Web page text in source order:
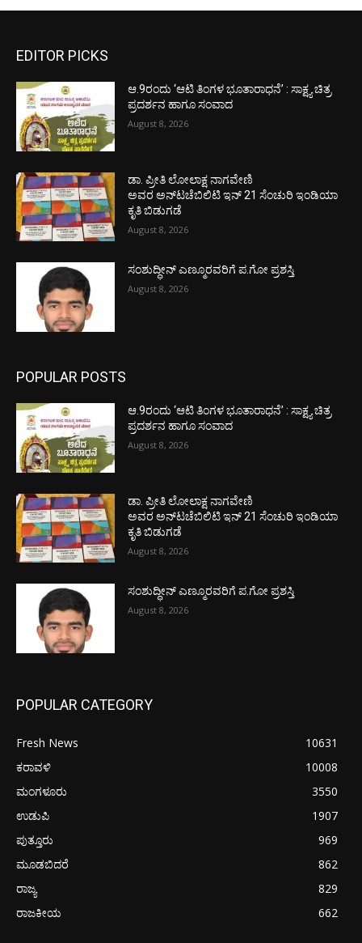
EDITOR PICKS
ಆ.9ರಂದು ‘ಆಟಿ ತಿಂಗಳ ಭೂತಾರಾಧನೆ’ : ಸಾಕ್ಷ್ಯ ಚಿತ್ರ
ಪ್ರದರ್ಶನ ಹಾಗೂ ಸಂವಾದ
August 8, 2026
ಡಾ. ಪ್ರೀತಿ ಲೋಲಾಕ್ಷ ನಾಗವೇಣಿ
ಅವರ ಅನ್‌ಟಚೆಬಿಲಿಟಿ ಇನ್ 21 ಸೆಂಚುರಿ ಇಂಡಿಯಾ
ಕೃತಿ ಬಿಡುಗಡೆ
August 8, 2026
ಸಂಶುದ್ಧೀನ್ ಎಣ್ಮೂರವರಿಗೆ ಪ.ಗೋ ಪ್ರಶಸ್ತಿ
August 8, 2026
POPULAR POSTS
ಆ.9ರಂದು ‘ಆಟಿ ತಿಂಗಳ ಭೂತಾರಾಧನೆ’ : ಸಾಕ್ಷ್ಯ ಚಿತ್ರ
ಪ್ರದರ್ಶನ ಹಾಗೂ ಸಂವಾದ
August 8, 2026
ಡಾ. ಪ್ರೀತಿ ಲೋಲಾಕ್ಷ ನಾಗವೇಣಿ
ಅವರ ಅನ್‌ಟಚೆಬಿಲಿಟಿ ಇನ್ 21 ಸೆಂಚುರಿ ಇಂಡಿಯಾ
ಕೃತಿ ಬಿಡುಗಡೆ
August 8, 2026
ಸಂಶುದ್ಧೀನ್ ಎಣ್ಮೂರವರಿಗೆ ಪ.ಗೋ ಪ್ರಶಸ್ತಿ
August 8, 2026
POPULAR CATEGORY
Fresh News
10631
ಕರಾವಳಿ
10008
ಮಂಗಳೂರು
3550
ಉಡುಪಿ
1907
ಪುತ್ತೂರು
969
ಮೂಡಬಿದರೆ
862
ರಾಜ್ಯ
829
ರಾಜಕೀಯ
662